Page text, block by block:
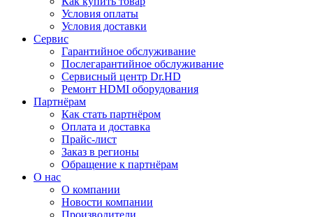
Условия оплаты
Условия доставки
Сервис
Гарантийное обслуживание
Послегарантийное обслуживание
Сервисный центр Dr.HD
Ремонт HDMI оборудования
Партнёрам
Как стать партнёром
Оплата и доставка
Прайс-лист
Заказ в регионы
Обращение к партнёрам
О нас
О компании
Новости компании
Производители